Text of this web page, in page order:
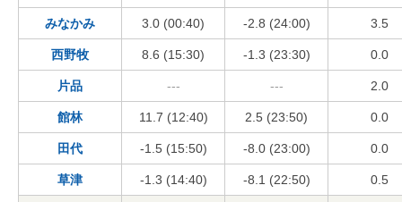
みなかみ 3.0 (00:40) -2.8 (24:00) 3.5
西野牧 8.6 (15:30) -1.3 (23:30) 0.0
片品 --- --- 2.0
館林 11.7 (12:40) 2.5 (23:50) 0.0
田代 -1.5 (15:50) -8.0 (23:00) 0.0
草津 -1.3 (14:40) -8.1 (22:50) 0.5